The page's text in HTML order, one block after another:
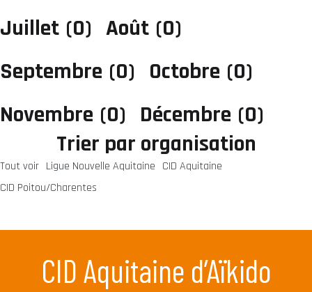
Juillet (0) Août (0)
Septembre (0) Octobre (0)
Novembre (0) Décembre (0)
Trier par organisation
Tout voir Ligue Nouvelle Aquitaine CID Aquitaine
CID Poitou/Charentes
CID Aquitaine d’Aïkido